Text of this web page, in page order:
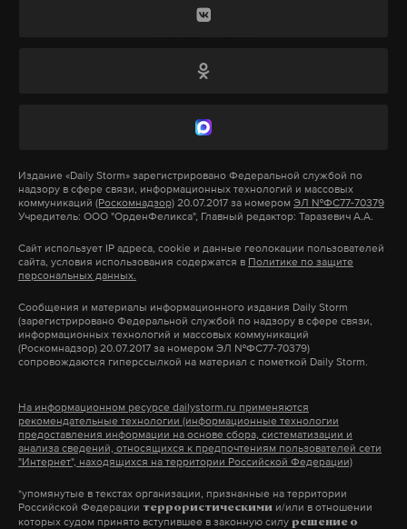
торговой точки 160 тысяч рублей. Лица
камуфлированной форме, вооруженные
Сухуме. Грабители избили владельца аптеки и,
угрожая двум фармацевтам, забрали 260 тысяч
видеонаблюдения.
Злоумышленники пытались покинуть здание,
когда на место происшествия по сигналу тревоги
прибыл дежурный наряд городского отдела
пытались обнаружить преступников по горячим
следам, но нашли только их автомобиль Hyundai
селе.
Издание «Daily Storm» зарегистрировано Федеральной службой по
надзору в сфере связи, информационных технологий и массовых
коммуникаций (Роскомнадзор) 20.07.2017 за номером ЭЛ №ФС77-70379
Учредитель: ООО "ОрденФеликса", Главный редактор: Таразевич А.А.
Сайт использует IP адреса, cookie и данные геолокации пользователей
сайта, условия использования содержатся в Политике по защите
персональных данных.
Сообщения и материалы информационного издания Daily Storm
(зарегистрировано Федеральной службой по надзору в сфере связи,
информационных технологий и массовых коммуникаций
(Роскомнадзор) 20.07.2017 за номером ЭЛ №ФС77-70379)
сопровождаются гиперссылкой на материал с пометкой Daily Storm.
На информационном ресурсе dailystorm.ru применяются
рекомендательные технологии (информационные технологии
предоставления информации на основе сбора, систематизации и
анализа сведений, относящихся к предпочтениям пользователей сети
"Интернет", находящихся на территории Российской Федерации)
*упомянутые в текстах организации, признанные на территории
Российской Федерации террористическими и/или в отношении
которых судом принято вступившее в законную силу решение о